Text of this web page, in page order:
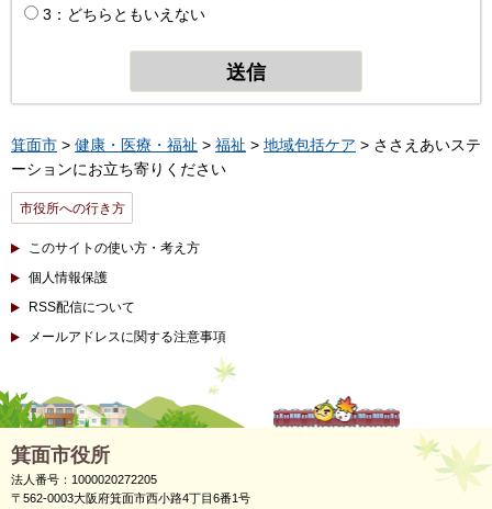
3：どちらともいえない
箕面市 > 健康・医療・福祉 > 福祉 > 地域包括ケア > ささえあいステ
ーションにお立ち寄りください
市役所への行き方
このサイトの使い方・考え方
個人情報保護
RSS配信について
メールアドレスに関する注意事項
箕面市役所
法人番号：1000020272205
〒562-0003大阪府箕面市西小路4丁目6番1号